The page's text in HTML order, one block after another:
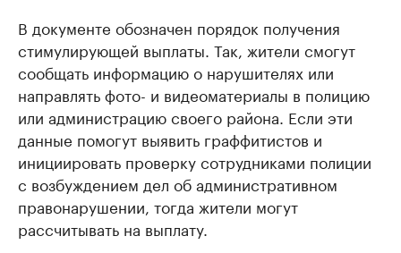
В документе обозначен порядок получения
стимулирующей выплаты. Так, жители смогут
сообщать информацию о нарушителях или
направлять фото- и видеоматериалы в полицию
или администрацию своего района. Если эти
данные помогут выявить граффитистов и
инициировать проверку сотрудниками полиции
с возбуждением дел об административном
правонарушении, тогда жители могут
рассчитывать на выплату.